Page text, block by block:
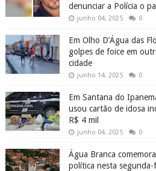
denunciar a Polícia o
junho 04, 2025 0
Em Olho D’Água das
golpes de foice em
cidade
junho 14, 2025 0
Em Santana do
usou cartão de idosa
R$ 4 mil
junho 04, 2025 0
Água Branca
política nesta